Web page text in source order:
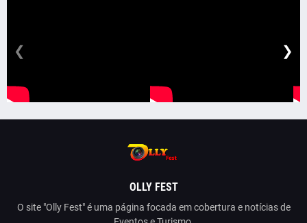
❮ ❯
OLLY FEST
O site "Olly Fest" é uma página focada em cobertura e notícias de